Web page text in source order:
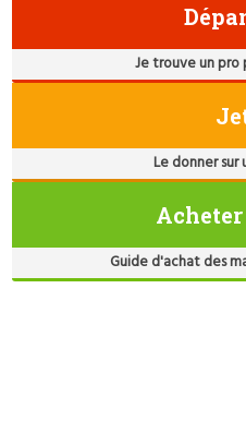
Je trouve un pro
Le donner sur
Guide d'achat des